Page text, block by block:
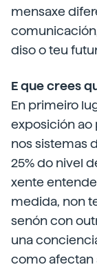
mensaxe
diso o teu
E que crees
En primeiro
exposición ao
nos sistemas
25% do nivel
xente
medida, non
senón con
una
como afectan